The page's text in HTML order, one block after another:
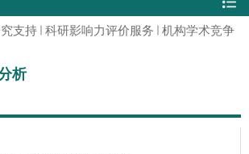
支持 科研影响力评价服务
机构学术竞争
析